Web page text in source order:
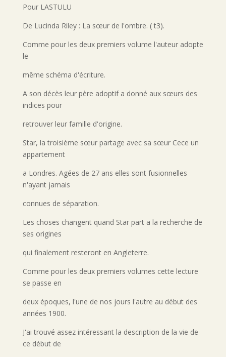
Pour LASTULU
De Lucinda Riley : La sœur de l'ombre. ( t3).
Comme pour les deux premiers volume l'auteur adopte
le
même schéma d'écriture.
A son décès leur père adoptif a donné aux sœurs des
indices pour
retrouver leur famille d'origine.
Star, la troisième sœur partage avec sa sœur Cece un
appartement
a Londres. Agées de 27 ans elles sont fusionnelles
n'ayant jamais
connues de séparation.
Les choses changent quand Star part a la recherche de
ses origines
qui finalement resteront en Angleterre.
Comme pour les deux premiers volumes cette lecture
se passe en
deux époques, l'une de nos jours l'autre au début des
années 1900.
J'ai trouvé assez intéressant la description de la vie de
ce début de